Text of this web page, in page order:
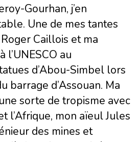
Gourhan, j’en
Une de mes tantes
Caillois et ma
l’UNESCO au
d’Abou-Simbel lors
barrage d’Assouan. Ma
sorte de tropisme avec
l’Afrique, mon aïeul Jules
des mines et